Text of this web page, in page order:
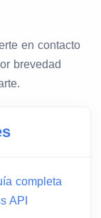
en contacto
brevedad
completa
API